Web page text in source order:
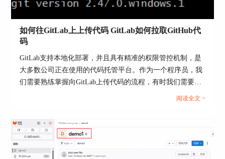
提供了从项目规划、源代码管理到CI/CD、监控和
安全性的全流程软件开发解决方案。
不同于GitHub主要作为代码托管平台，GitLab更加
注重整个软件开发生命周期的管理，支持自动化构
建、测试和部署等CI/CD流程，帮助开发团队提高
生产力。
此外，GitLab的社区版是完全开源的，为企业提供
了极大的灵活性和自定义能力，使其能够在自己的
如何往GitLab上上传代码 GitLab如何拉取GitHub代
码
GitLab支持本地化部署，并且具有精准的权限管控机制，是
大多数公司正在使用的代码托管平台。作为一个程序员，我
们需要熟练掌握向GitLab上传代码的流程，有时我们需要同
步别的代码托管平台的代码，例如GitHub。本文将为大家介
阅读全文 >